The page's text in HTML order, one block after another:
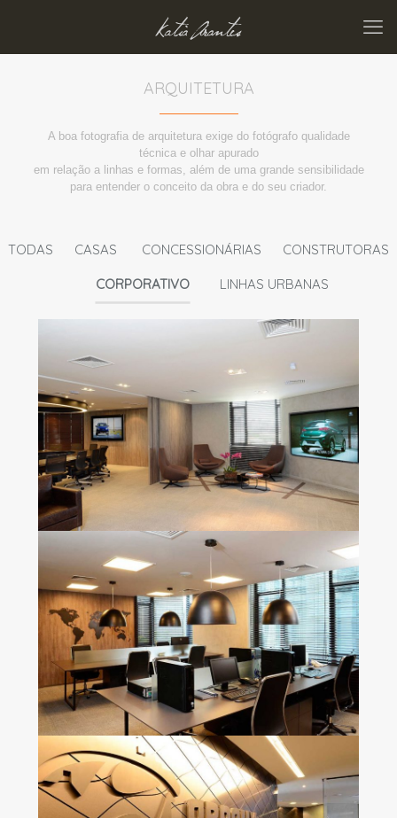
ARQUITETURA
A boa fotografia de arquitetura exige do fotógrafo qualidade
técnica e olhar apurado
em relação a linhas e formas, além de uma grande sensibilidade
para entender o conceito da obra e do seu criador.
TODAS CASAS CONCESSIONÁRIAS CONSTRUTORAS
CORPORATIVO LINHAS URBANAS